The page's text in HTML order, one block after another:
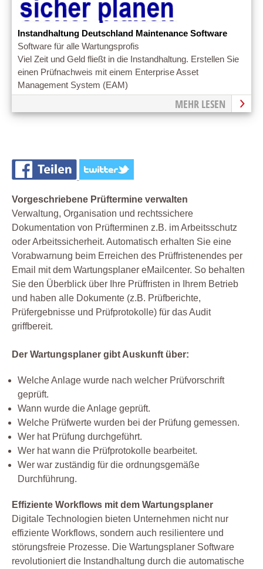
Instandhaltung Deutschland Maintenance Software
Software für alle Wartungsprofis
Viel Zeit und Geld fließt in die Instandhaltung. Erstellen Sie
einen Prüfnachweis mit einem Enterprise Asset
Management System (EAM)
MEHR LESEN
Vorgeschriebene Prüftermine verwalten
Verwaltung, Organisation und rechtssichere
Dokumentation von Prüfterminen z.B. im Arbeitsschutz
oder Arbeitssicherheit. Automatisch erhalten Sie eine
Vorabwarnung beim Erreichen des Prüffristenendes per
Email mit dem Wartungsplaner eMailcenter. So behalten
Sie den Überblick über Ihre Prüffristen in Ihrem Betrieb
und haben alle Dokumente (z.B. Prüfberichte,
Prüfergebnisse und Prüfprotokolle) für das Audit
griffbereit.
Der Wartungsplaner gibt Auskunft über:
Welche Anlage wurde nach welcher Prüfvorschrift
geprüft.
Wann wurde die Anlage geprüft.
Welche Prüfwerte wurden bei der Prüfung gemessen.
Wer hat Prüfung durchgeführt.
Wer hat wann die Prüfprotokolle bearbeitet.
Wer war zuständig für die ordnungsgemäße
Durchführung.
Effiziente Workflows mit dem Wartungsplaner
Digitale Technologien bieten Unternehmen nicht nur
effiziente Workflows, sondern auch resilientere und
störungsfreie Prozesse. Die Wartungsplaner Software
revolutioniert die Instandhaltung durch die automatische